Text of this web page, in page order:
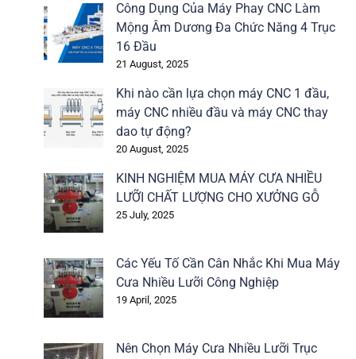
Công Dụng Của Máy Phay CNC Làm
Mộng Âm Dương Đa Chức Năng 4 Trục
16 Đầu
21 August, 2025
Khi nào cần lựa chọn máy CNC 1 đầu,
máy CNC nhiều đầu và máy CNC thay
dao tự động?
20 August, 2025
KINH NGHIỆM MUA MÁY CƯA NHIỀU
LƯỠI CHẤT LƯỢNG CHO XƯỞNG GỖ
25 July, 2025
Các Yếu Tố Cần Cân Nhắc Khi Mua Máy
Cưa Nhiều Lưỡi Công Nghiệp
19 April, 2025
Nên Chọn Máy Cưa Nhiều Lưỡi Trục